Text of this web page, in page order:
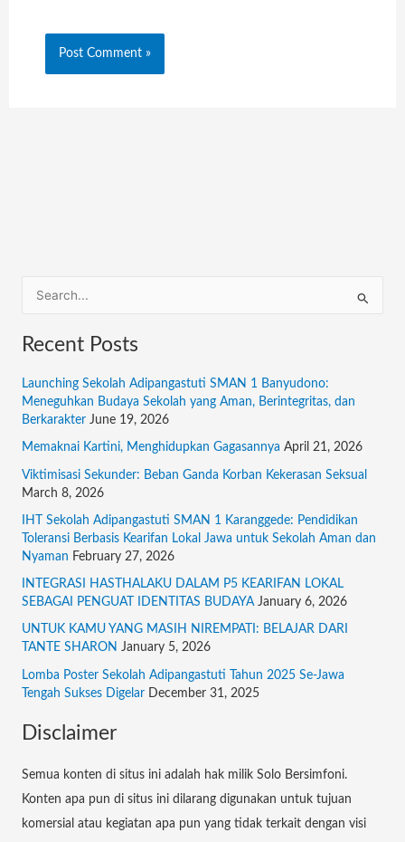
a
c
h
f
o
r
Recent Posts
Launching Sekolah Adipangastuti SMAN 1 Banyudono:
Meneguhkan Budaya Sekolah yang Aman, Berintegritas, dan
Berkarakter June 19, 2026
Memaknai Kartini, Menghidupkan Gagasannya April 21, 2026
Viktimisasi Sekunder: Beban Ganda Korban Kekerasan Seksual
March 8, 2026
IHT Sekolah Adipangastuti SMAN 1 Karanggede: Pendidikan
Toleransi Berbasis Kearifan Lokal Jawa untuk Sekolah Aman dan
Nyaman February 27, 2026
INTEGRASI HASTHALAKU DALAM P5 KEARIFAN LOKAL
SEBAGAI PENGUAT IDENTITAS BUDAYA January 6, 2026
UNTUK KAMU YANG MASIH NIREMPATI: BELAJAR DARI
TANTE SHARON January 5, 2026
Lomba Poster Sekolah Adipangastuti Tahun 2025 Se-Jawa
Tengah Sukses Digelar
December 31, 2025
Disclaimer
Semua konten di situs ini adalah hak milik Solo Bersimfoni.
Konten apa pun di situs ini dilarang digunakan untuk tujuan
komersial atau kegiatan apa pun yang tidak terkait dengan visi